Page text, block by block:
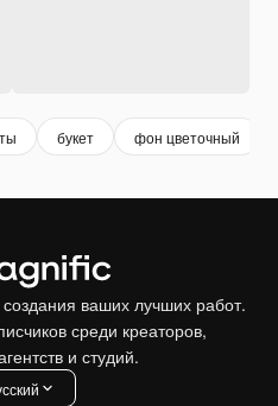
букет фон цветочный
ваших лучших работ.
среди креаторов,
и студий.